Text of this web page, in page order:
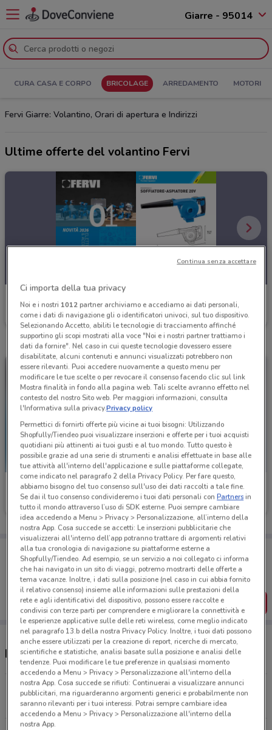
Giarre - 95014
CURA CASA E CORPO BRICOLAGE ARREDAMENTO MOTORI
Fervi Giarre: Volantino, Orari di apertura e Indirizzi
Ultime offerte del volantino Fervi
Fervi
Scade il 31/12 513 m
Fervi
Scade il 31/12 513 m
Fervi
Scade il 31/12
Porta DoveConviene sempre con te!
Puoi trovare le migliori offerte dei negozi vicino a te,
salvarle e creare la tua lista del risparmio, comodamente
dal tuo cellulare.
SCARICA L’APP
Negozi Fervi a Giarre
VIA A.MANZONI, 64 Giarre
513 m
Ci importa della tua privacy
Noi e i nostri 1012partner archiviamo e accediamo ai dati personali,
come i dati di navigazione gli o identificatori univoci, sul tuo dispositivo.
Selezionando Accetto, abiliti le tecnologie di tracciamento affinché
supportino gli scopi mostrati alla voce "Noi e i nostri partner trattiamo i
dati da fornire". Nel caso in cui queste tecnologie dovessero essere
disabilitate, alcuni contenuti e annunci visualizzati potrebbero non
essere rilevanti. Puoi accedere nuovamente a questo menu per
modificare le tue scelte o per revocare il consenso facendo clic sul link
Mostra finalità in fondo alla pagina web. Tali scelte avranno effetto nel
contesto del nostro Sito web. Per maggiori informazioni, consulta
l'Informativa sulla privacy.Privacy policy
Permettici di fornirti offerte più vicine ai tuoi bisogni: Utilizzando
Shopfully/Tiendeo puoi visualizzare inserzioni e offerte per i tuoi acquisti
quotidiani più attinenti ai tuoi gusti e al tuo mondo. Tutto questo è
possibile grazie ad una serie di strumenti e analisi effettuate in base alle
tue attività all'interno dell'applicazione e sulle piattaforme collegate,
come indicato nel paragrafo 2 della Privacy Policy. Per fare questo,
abbiamo bisogno del tuo consenso sull'uso dei dati raccolti a tale fine.
Se dai il tuo consenso condivideremo i tuoi dati personali conPartnersin
tutto il mondo attraverso l’uso di SDK esterne. Puoi sempre cambiare
idea accedendo a Menu > Privacy > Personalizzazione, all’interno della
nostra App. Cosa succede se accetti: Le inserzioni pubblicitarie che
visualizzerai all'interno dell’app potranno trattare di argomenti relativi
alla tua cronologia di navigazione su piattaforme esterne a
Shopfully/Tiendeo. Ad esempio, se un servizio a noi collegato ci informa
che hai navigato in un sito di viaggi, potremo mostrarti delle offerte a
tema vacanze. Inoltre, i dati sulla posizione (nel caso in cui abbia fornito
il relativo consenso) insieme alle informazioni sulle prestazioni della
rete e agli identificativi del dispositivo, possono essere raccolte e
condivisi con terze parti per comprendere e migliorare la connettività e
le esperienze applicative sulle delle reti wireless, come meglio indicato
nel paragrafo 13.b della nostra Privacy Policy. Inoltre, i tuoi dati possono
anche essere utilizzati per la creazione di report, ricerche di mercato,
scientifiche e statistiche, analisi basate sulla posizione e analisi delle
tendenze. Puoi modificare le tue preferenze in qualsiasi momento
accedendo a Menu > Privacy > Personalizzazione all'interno della
nostra App. Cosa succede se rifiuti: Continuerai a visualizzare annunci
pubblicitari, ma riguarderanno argomenti generici e probabilmente non
saranno rilevanti per i tuoi interessi. Potrai sempre cambiare idea
accedendo a Menu > Privacy > Personalizzazione all'interno della
nostra App.
Continua senza accettare